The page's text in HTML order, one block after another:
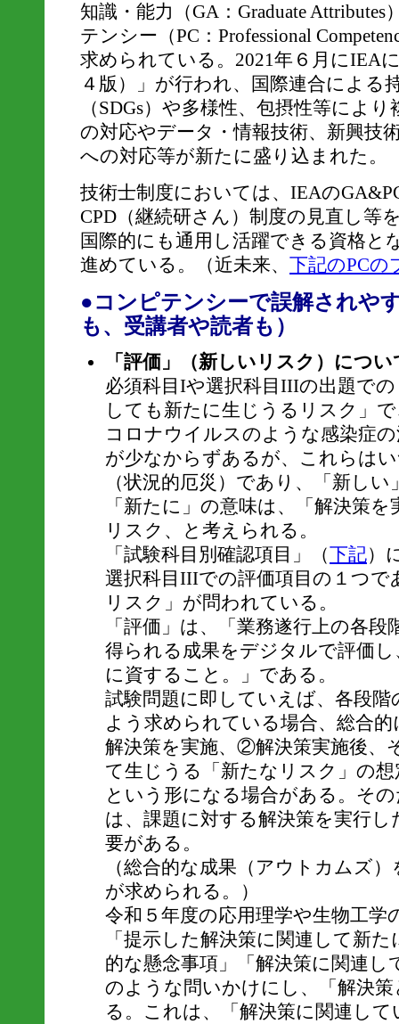
知識・能力（GA：Graduate
テンシー（PC：Professional
求められている。2021年６月にIEA
４版）」が行われ、国際連合による
（SDGs）や多様性、包摂性等によ
の対応やデータ・情報技術、新興技
への対応等が新たに盛り込まれた。
技術士制度においては、IEAの
CPD（継続研さん）制度の見直し等
国際的にも通用し活躍できる資格と
進めている。（近未来、 下記のPCの
●コンピテンシーで誤解されや
も、受講者や読者も）
「評価」（新しいリスク）につい
必須科目Iや選択科目IIIの出題で
しても新たに生じうるリスク」
コロナウイルスのような感染症
が少なからずあるが、これらは
（状況的厄災）であり、「新し
「新たに」の意味は、「解決策
リスク、と考えられる。
「試験科目別確認項目」（下記）
選択科目IIIでの評価項目の１つで
リスク」が問われている。
「評価」は、「業務遂行上の各
得られる成果をデジタルで評価
に資すること。」である。
試験問題に即していえば、各段
よう求められている場合、総合
解決策を実施、②解決策実施後、
て生じうる「新たなリスク」の
という形になる場合がある。そ
は、課題に対する解決策を実行
要がある。
（総合的な成果（アウトカムズ
が求められる。）
令和５年度の応用理学や生物工
「提示した解決策に関連して新
的な懸念事項」「解決策に関連
のような問いかけにし、「解決
る。これは、「解決策に関連し